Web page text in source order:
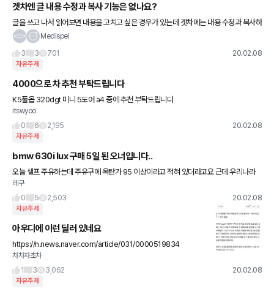
겟차엔 글 내용 수정과 복사 기능은 없나요?
글을 쓰고 나서 읽어보면 내용을 고치고 싶은 경우가 있는데 겟차에는 내용 수정과 복사하
기 기능이 없나봅니다. 고치려면 수정 기능이 없어 삭제하고 다시 써야 하는데 복사 기능
Medispel
3
3 701 20.02.08
자유주제
4000으로 차 추천 부탁드립니다
K5풀옵 320dgt 미니 5도어 a4 중에 추천 부탁드립니다
itswyoo
0
6 2,195 20.02.08
자유주제
bmw 630i lux 구매 5일 된 오너입니다..
오늘 셀프 주유하는데 주유구에 옥탄가 95 이상이라고 적혀 있더라고요 근데 우리나라
일반유는 옥탄가가 그 이하로 알고있는데 문제는 없나요? 첨 구매할 때 딜러에게 일반유
넣어도 되냐고물어 봤을 때
레구
0
5 2,503 20.02.08
자유주제
아우디에 이런 딜러 있네요
https://n.news.naver.com/article/031/0000519834
차차차초차
1
3 3,062 20.02.08
자유주제